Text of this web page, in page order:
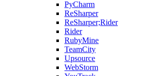
PyCharm
ReSharper
ReSharper;Rider
Rider
RubyMine
TeamCity
Upsource
WebStorm